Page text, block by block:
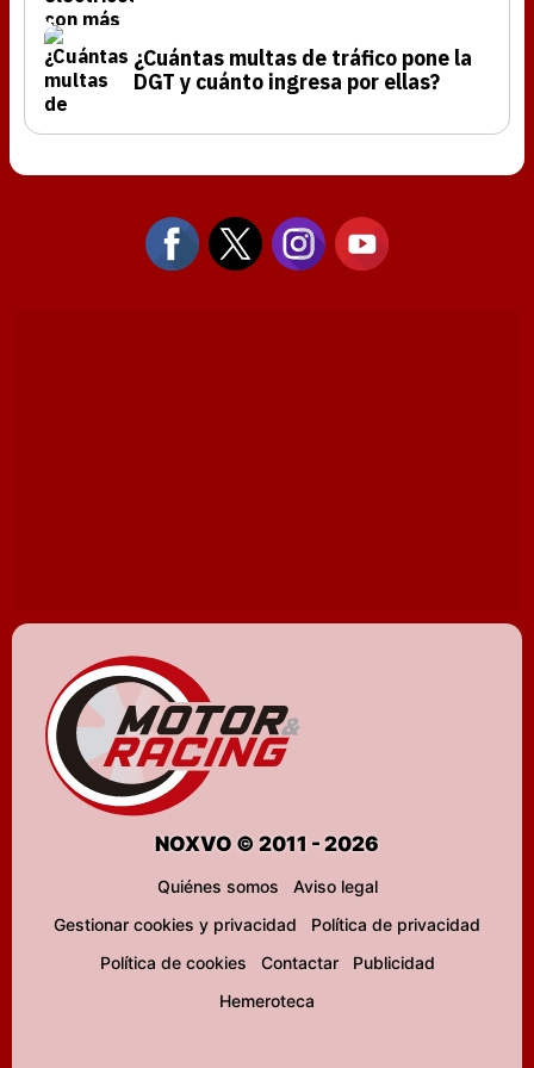
¿Cuántas multas de tráfico pone la
DGT y cuánto ingresa por ellas?
NOXVO © 2011 - 2026
Quiénes somos
Aviso legal
Gestionar cookies y privacidad
Política de privacidad
Política de cookies
Contactar
Publicidad
Hemeroteca